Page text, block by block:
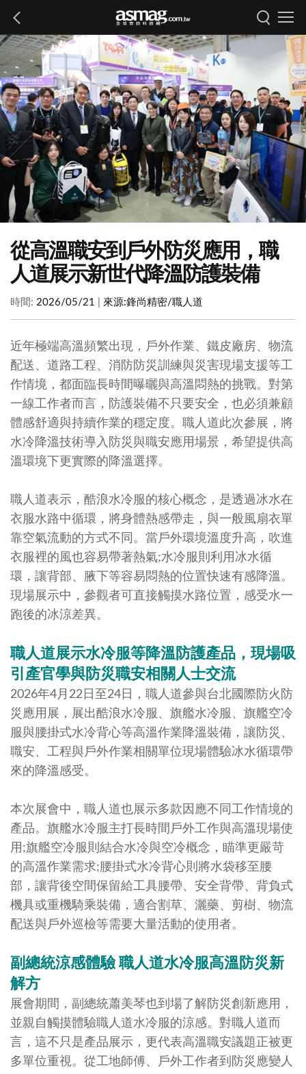
從高溫職安到戶外防災應用，職
人道展示新世代降溫防護裝備
時間: 2026/05/21 來源:鋒尚精密/職人道
近年極端高溫頻繁出現，戶外作業、鐵皮廠房、物流
配送、道路工程、消防防災訓練與災害現場支援等工
作情境，都面臨長時間曝曬與高溫悶熱的挑戰。對第
一線工作者而言，防護裝備不只要安全，也必須兼顧
體感舒適與持續作業的穩定度。職人道此次參展，將
水冷降溫技術導入防災與職安應用場景，希望提供高
溫環境下更實際的降溫選擇。
職人道表示，酷浪水冷服的核心概念，是透過冰水在
衣服水路中循環，將身體熱感帶走，與一般風扇衣單
靠空氣流動的方式不同。當戶外環境溫度升高，吹進
衣服裡的風也容易帶著熱氣;水冷服則利用冰水循
環，讓背部、腋下等容易悶熱的位置快速有感降溫。
現場展示中，參觀者可直接觸摸水路位置，感受水一
跑後的冰涼差異。
職人道展示水冷服等降溫防護產品，現場吸
引產官學與防災職安相關人士交流
2026年4月22日至24日，職人道參與台北國際防火防
災應用展，展出酷浪水冷服、旗艦水冷服、旗艦空冷
服與腰掛式水冷背心等高溫作業降溫裝備，讓防災、
職安、工程與戶外作業相關單位現場體驗冰水循環帶
來的降溫感受。
本次展會中，職人道也展示多款因應不同工作情境的
產品。旗艦水冷服主打長時間戶外工作與高溫現場使
用;旗艦空冷服則結合水冷與空冷概念，瞄準更嚴苛
的高溫作業需求;腰掛式水冷背心則將水袋移至腰
部，讓背後空間保留給工具腰帶、安全背帶、背負式
機具或重機騎乘裝備，適合割草、灑藥、剪樹、物流
配送與戶外巡檢等需要大量活動的使用者。
副總統涼感體驗 職人道水冷服高溫防災新
解方
展會期間，副總統蕭美琴也到場了解防災創新應用，
並親自觸摸體驗職人道水冷服的涼感。對職人道而
言，這不只是產品展示，更代表高溫職安議題正被更
多單位重視。從工地師傅、戶外工作者到防災應變人